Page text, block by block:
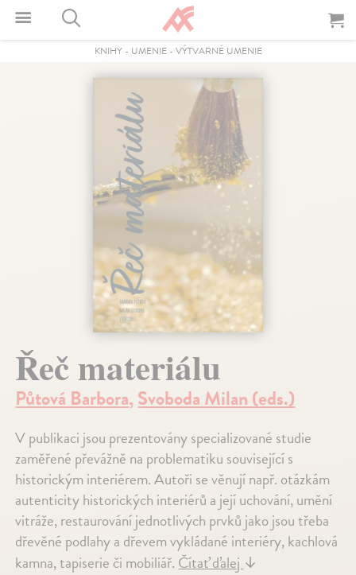
KNIHY- UMENIE- VÝTVARNÉ UMENIE
Řeč materiálu
Půtová Barbora,Svoboda Milan (eds.)
V publikaci jsou prezentovány specializované studie
zaměřené převážně na problematiku související s
historickým interiérem. Autoři se věnují např. otázkám
autenticity historických interiérů a její uchování, umění
vitráže, restaurování jednotlivých prvků jako jsou třeba
dřevěné podlahy a dřevem vykládané interiéry, kachlová
kamna, tapiserie či mobiliář. Čítať ďalej ↓